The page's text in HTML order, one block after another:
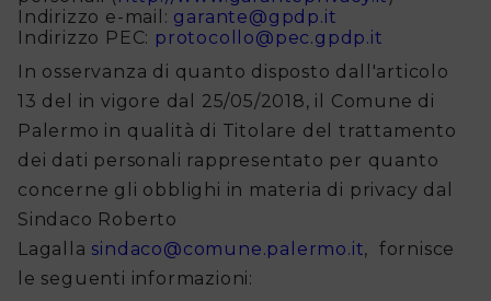
Indirizzo e-mail: garante@gpdp.it
Indirizzo PEC: protocollo@pec.gpdp.it
In osservanza di quanto disposto dall'articolo
13 del in vigore dal 25/05/2018, il Comune di
Palermo in qualità di Titolare del trattamento
dei dati personali rappresentato per quanto
concerne gli obblighi in materia di privacy dal
Sindaco Roberto
Lagalla sindaco@comune.palermo.it, fornisce
le seguenti informazioni: